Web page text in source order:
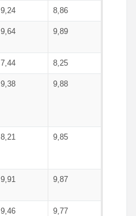
9,24 8,86
9,64 9,89
7,44 8,25
9,38 9,88
8,21 9,85
9,91 9,87
9,46 9,77